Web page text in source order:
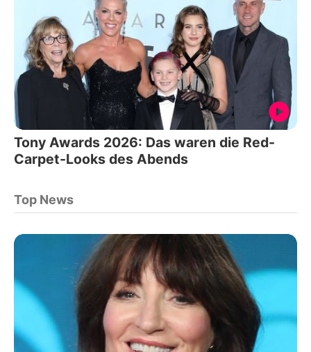
Tony Awards 2026: Das waren die Red-
Carpet-Looks des Abends
Top News